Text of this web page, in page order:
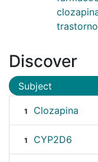
Discover
Subject
1 Clozapina
1 CYP2D6